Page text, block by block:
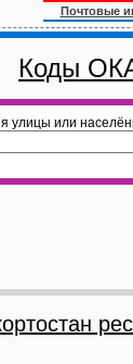
Почтовые
Коды
улицы или